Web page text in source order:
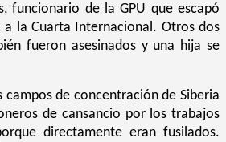
funcionario de la GPU que escapó
a la Cuarta Internacional. Otros dos
fueron asesinados y una hija se
de concentración de Siberia
de cansancio por los trabajos
directamente eran fusilados.